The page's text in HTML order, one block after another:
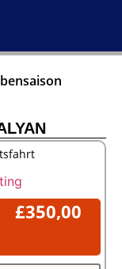
£350,00